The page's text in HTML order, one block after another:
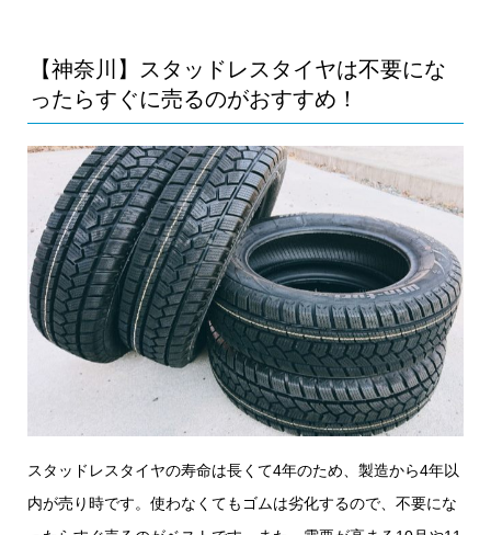
【神奈川】スタッドレスタイヤは不要にな
ったらすぐに売るのがおすすめ！
スタッドレスタイヤの寿命は長くて4年のため、製造から4年以
内が売り時です。使わなくてもゴムは劣化するので、不要にな